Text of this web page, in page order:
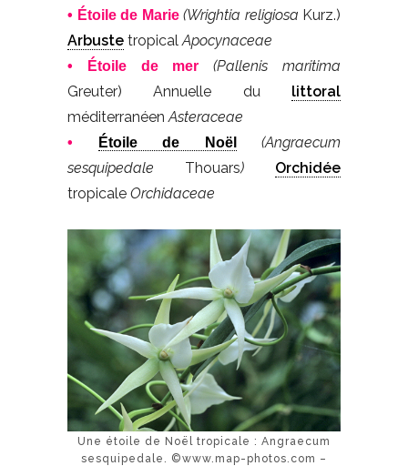
• Étoile de Marie (Wrightia religiosa Kurz.)
Arbuste tropicalApocynaceae
• Étoile de mer
(Pallenis maritima
Greuter)
Annuelle du littoral
méditerranéenAsteraceae
• Étoile de Noël
(Angraecum
sesquipedale Thouars) Orchidée
tropicale Orchidaceae
Une étoile de Noël tropicale : Angraecum
sesquipedale. ©www.map-photos.com –